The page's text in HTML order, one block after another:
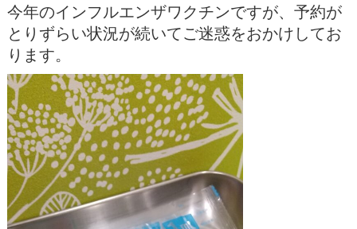
今年のインフルエンザワクチンですが、予約が
とりずらい状況が続いてご迷惑をおかけしてお
ります。